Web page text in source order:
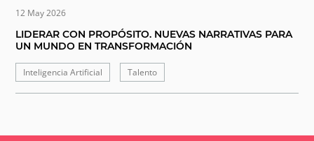
12 May 2026
LIDERAR CON PROPÓSITO. NUEVAS NARRATIVAS PARA
UN MUNDO EN TRANSFORMACIÓN
Inteligencia Artificial Talento